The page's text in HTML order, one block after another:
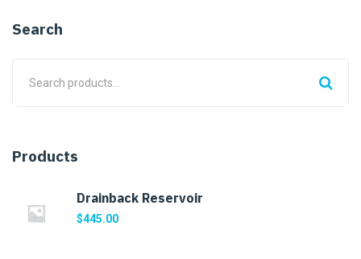
Search
Products
Drainback Reservoir
$445.00